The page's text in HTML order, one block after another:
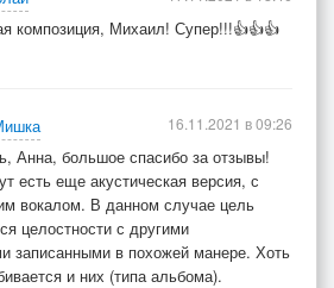
композиция, Михаил! Супер!!!👍👍👍
Анна, большое спасибо за отзывы!
есть еще акустическая версия, с
вокалом. В данном случае цель
целостности с другими
записанными в похожей манере. Хоть
и них (типа альбома).
16.11.2021 в 09:26